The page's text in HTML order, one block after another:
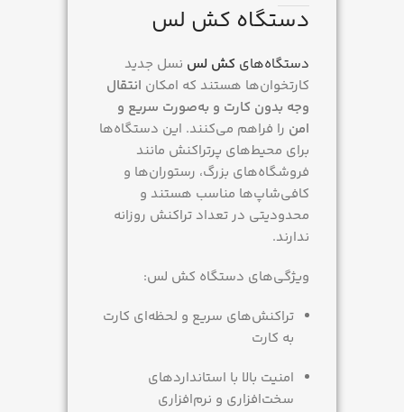
دستگاه کش لس
دستگاه‌های کش لس نسل جدید
کارتخوان‌ها هستند که امکان انتقال
وجه بدون کارت و به‌صورت سریع و
امن را فراهم می‌کنند. این دستگاه‌ها
برای محیط‌های پرتراکنش مانند
فروشگاه‌های بزرگ، رستوران‌ها و
کافی‌شاپ‌ها مناسب هستند و
محدودیتی در تعداد تراکنش روزانه
ندارند.
ویژگی‌های دستگاه کش لس:
تراکنش‌های سریع و لحظه‌ای کارت
به کارت
امنیت بالا با استانداردهای
سخت‌افزاری و نرم‌افزاری